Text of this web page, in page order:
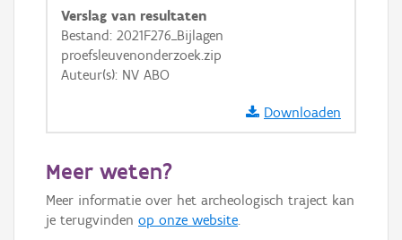
Verslag van resultaten
Bestand: 2021F276_Bijlagen
proefsleuvenonderzoek.zip
Auteur(s): NV ABO
Downloaden
Meer weten?
Meer informatie over het archeologisch traject kan
je terugvinden op onze website.